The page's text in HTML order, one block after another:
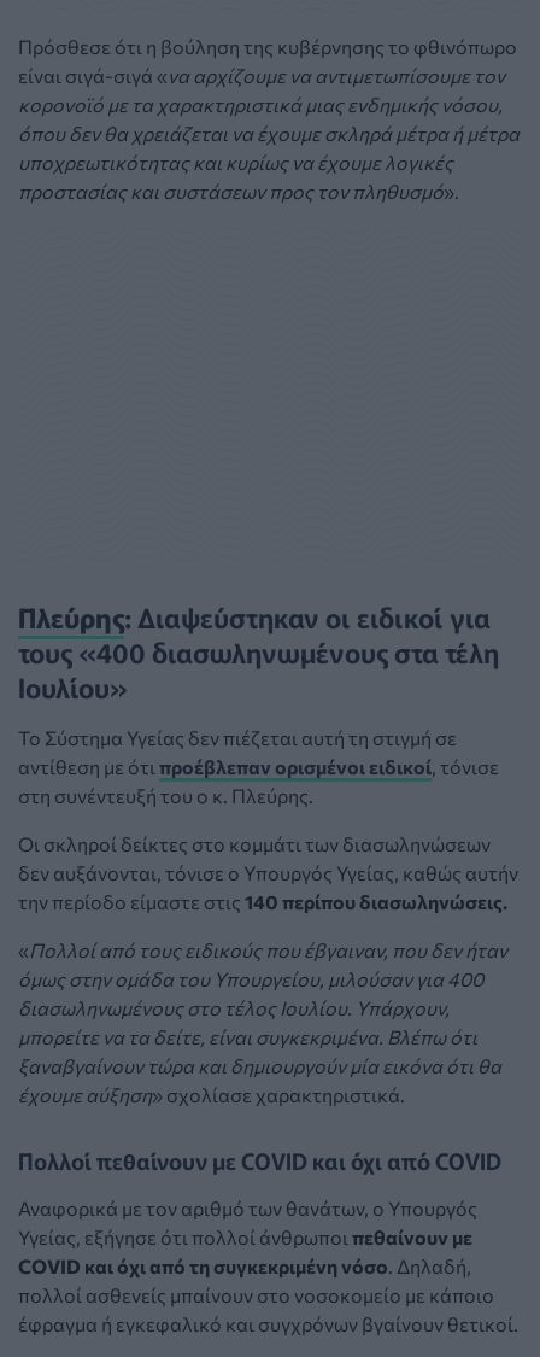
Πρόσθεσε ότι η βούληση της κυβέρνησης το φθινόπωρο
είναι σιγά-σιγά «να αρχίζουμε να αντιμετωπίσουμε τον
κορονοϊό με τα χαρακτηριστικά μιας ενδημικής νόσου,
όπου δεν θα χρειάζεται να έχουμε σκληρά μέτρα ή μέτρα
υποχρεωτικότητας και κυρίως να έχουμε λογικές
προστασίας και συστάσεων προς τον πληθυσμό».
Πλεύρης: Διαψεύστηκαν οι ειδικοί για
τους «400 διασωληνωμένους στα τέλη
Ιουλίου»
Το Σύστημα Υγείας δεν πιέζεται αυτή τη στιγμή σε
αντίθεση με ότι προέβλεπαν ορισμένοι ειδικοί , τόνισε
στη συνέντευξή του ο κ. Πλεύρης.
Οι σκληροί δείκτες στο κομμάτι των διασωληνώσεων
δεν αυξάνονται, τόνισε ο Υπουργός Υγείας, καθώς αυτήν
την περίοδο είμαστε στις 140 περίπου διασωληνώσεις.
«Πολλοί από τους ειδικούς που έβγαιναν, που δεν ήταν
όμως στην ομάδα του Υπουργείου, μιλούσαν για 400
διασωληνωμένους στο τέλος Ιουλίου. Υπάρχουν,
μπορείτε να τα δείτε, είναι συγκεκριμένα. Βλέπω ότι
ξαναβγαίνουν τώρα και δημιουργούν μία εικόνα ότι θα
έχουμε αύξηση» σχολίασε χαρακτηριστικά.
Πολλοί πεθαίνουν με COVID και όχι από COVID
Αναφορικά με τον αριθμό των θανάτων, ο Υπουργός
Υγείας, εξήγησε ότι πολλοί άνθρωποι πεθαίνουν με
COVID και όχι από τη συγκεκριμένη νόσο . Δηλαδή,
πολλοί ασθενείς μπαίνουν στο νοσοκομείο με κάποιο
έφραγμα ή εγκεφαλικό και συγχρόνων βγαίνουν θετικοί.